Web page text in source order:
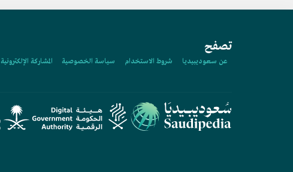
تصفح
عن سعوديبيديا شروط الاستخدام سياسة الخصوصية المشاركة الإلكترونية